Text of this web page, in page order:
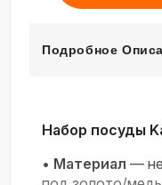
Подробное
Набор посуды
• Материал —